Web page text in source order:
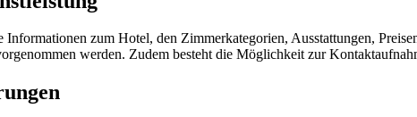
zum Hotel, den Zimmerkategorien, Ausstattungen,
werden. Zudem besteht die Möglichkeit zur